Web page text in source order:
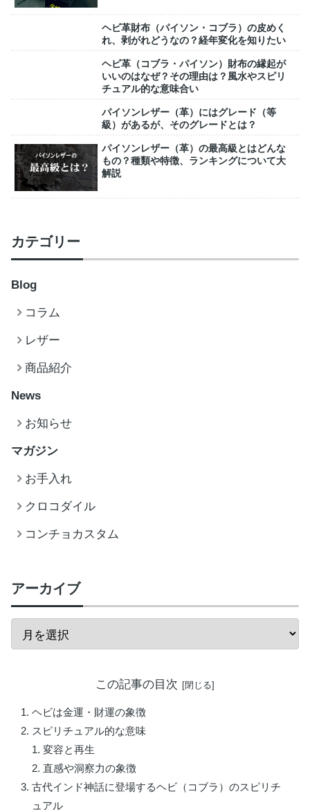
ヘビ革財布（パイソン・コブラ）の皮めく
れ、剥がれどうなの？経年変化を知りたい
ヘビ革（コブラ・パイソン）財布の縁起が
いいのはなぜ？その理由は？風水やスピリ
チュアル的な意味合い
パイソンレザー（革）にはグレード（等
級）があるが、そのグレードとは？
パイソンレザー（革）の最高級とはどんな
もの？種類や特徴、ランキングについて大
解説
カテゴリー
Blog
コラム
レザー
商品紹介
News
お知らせ
マガジン
お手入れ
クロコダイル
コンチョカスタム
アーカイブ
この記事の目次
ヘビは金運・財運の象徴
スピリチュアル的な意味
変容と再生
直感や洞察力の象徴
古代インド神話に登場するヘビ（コブラ）のスピリチ
ュアル